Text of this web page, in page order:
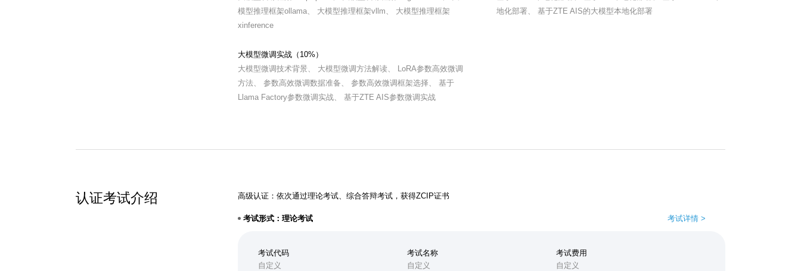
模型推理框架ollama、 大模型推理框架vllm、 大模型推理框架
xinference
地化部署、 基于ZTE AIS的大模型本地化部署
大模型微调实战（10%）
大模型微调技术背景、 大模型微调方法解读、 LoRA参数高效微调
方法、 参数高效微调数据准备、 参数高效微调框架选择、 基于
Llama Factory参数微调实战、 基于ZTE AIS参数微调实战
认证考试介绍 高级认证：依次通过理论考试、综合答辩考试，获得ZCIP证书
考试形式：理论考试 考试详情 >
考试代码
自定义
考试名称
自定义
考试费用
自定义